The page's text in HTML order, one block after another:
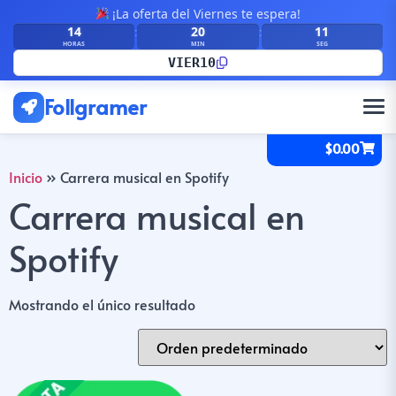
¡La oferta del Viernes te espera!
14
HORAS
: 20
MIN
: 11
SEG
VIER10
Follgramer
$0.00
Inicio » Carrera musical en Spotify
Carrera musical en
Spotify
Mostrando el único resultado